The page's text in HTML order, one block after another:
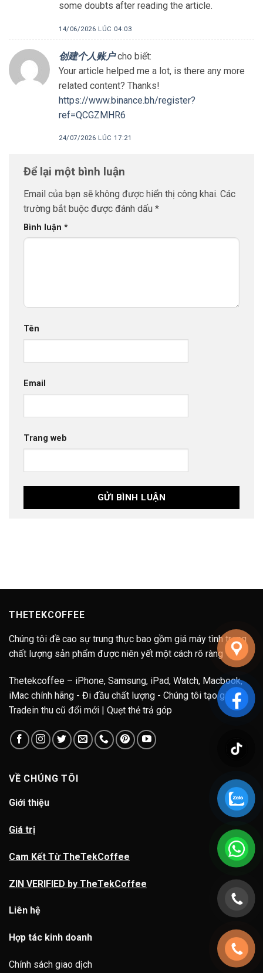
some doubts after reading the article.
14/06/2026 LÚC 04:03
创建个人账户 cho biết:
Your article helped me a lot, is there any more
related content? Thanks!
https://www.binance.bh/register?
ref=QCGZMHR6
24/07/2026 LÚC 17:21
Để lại một bình luận
Email của bạn sẽ không được hiển thị công khai. Các
trường bắt buộc được đánh dấu *
Bình luận *
Tên
Email
Trang web
THETEKCOFFEE
Chúng tôi đề cao sự trung thực bao gồm giá máy tình trạng
chất lượng sản phẩm được niên yết một cách rõ ràng
Thetekcoffee – iPhone, Samsung, iPad, Watch, Macbook,
iMac chính hãng - Đi đầu chất lượng - Chúng tôi tạo giá trị.
Tradein thu cũ đổi mới | Quẹt thẻ trả góp
VỀ CHÚNG TÔI
Giới thiệu
Giá trị
Cam Kết Từ TheTekCoffee
ZIN VERIFIED by TheTekCoffee
Liên hệ
Hợp tác kinh doanh
Chính sách giao dịch